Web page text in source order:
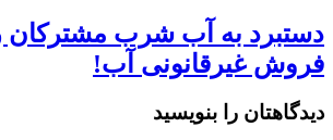
دستبرد به آب شرب مشترکان
فروش غیرقانونی آب!
دیدگاهتان را بنویسید